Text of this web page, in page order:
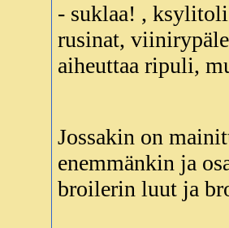
- suklaa! ,
rusinat,
aiheuttaa ripuli,
Jossakin on
enemmänkin ja
broilerin luut ja